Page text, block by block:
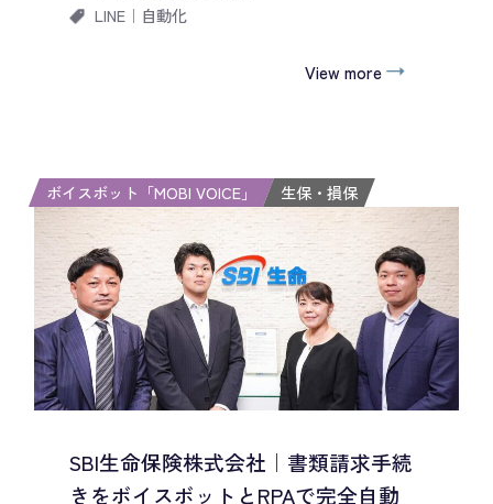
LINE｜ 自動化
View more
ボイスボット「MOBI VOICE」 生保・損保
SBI生命保険株式会社｜書類請求手続
きをボイスボットとRPAで完全自動